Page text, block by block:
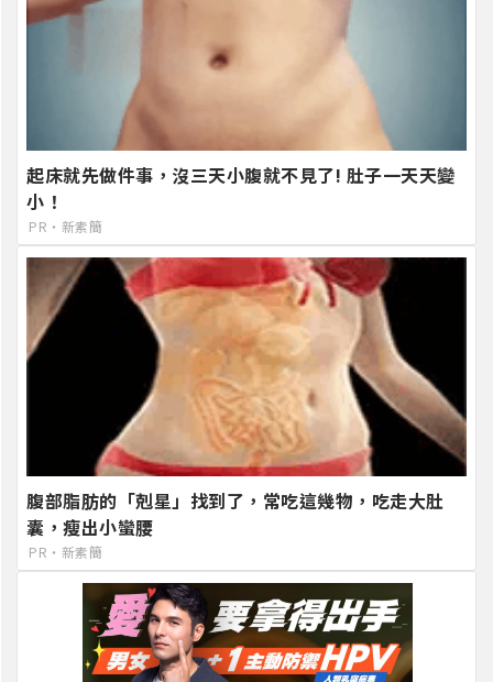
起床就先做件事，沒三天小腹就不見了! 肚子一天天變
小！
PR・新素簡
腹部脂肪的「剋星」找到了，常吃這幾物，吃走大肚
囊，瘦出小蠻腰
PR・新素簡